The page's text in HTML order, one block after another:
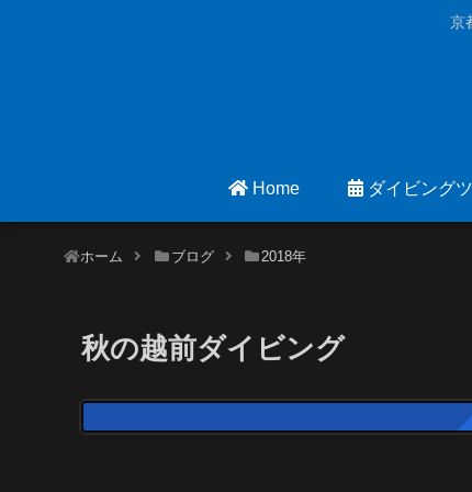
京
Home ダイビング
ホーム ブログ 2018年
秋の越前ダイビング